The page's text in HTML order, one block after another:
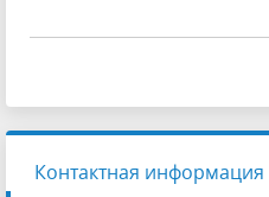
Контактная информация